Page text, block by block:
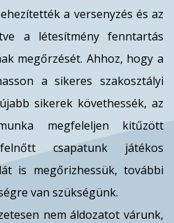
a versenyzés és az
a létesítmény fenntartás
megőrzését. Ahhoz, hogy a
a sikeres szakosztályi
sikerek követhessék, az
megfeleljen kitűzött
csapatunk játékos
is megőrizhessük, további
van szükségünk.
nem áldozatot várunk,